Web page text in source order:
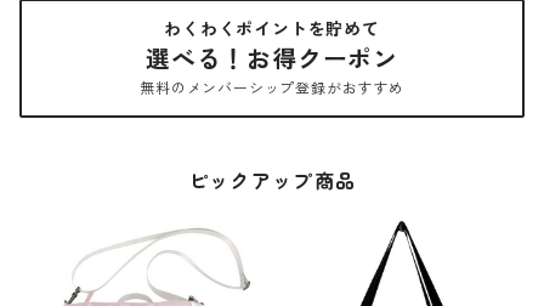
わくわくポイントを貯めて
選べる！お得クーポン
無料のメンバーシップ登録がおすすめ
ピックアップ商品